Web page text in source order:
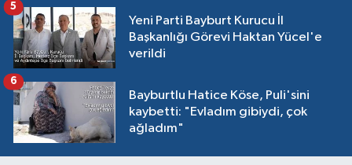
Yeni Parti Bayburt Kurucu İl
Başkanlığı Görevi Haktan Yücel'e
verildi
5
Bayburtlu Hatice Köse, Puli'sini
kaybetti: "Evladım gibiydi, çok
ağladım"
6